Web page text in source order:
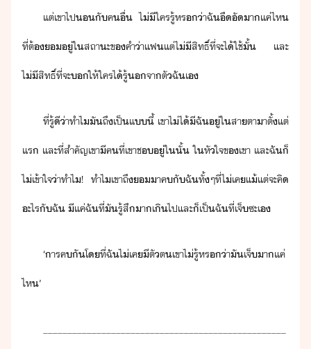
แต่​เขา​ไป​​ั​คื่​ ​ไ่ีใคร​รู้​หร​่า​ฉั​ึั​า​แค่ไห​
ที่​ต้​​ู่​ใ​สถาะ​ข​คำ​่า​แฟ​แต่​ไ่ี​สิทธิ์​ที่จะ​ไ้​ใช้ั​้​ ​และ​
ไ่ี​สิทธิ์​ที่จะ​​ให้​ใคร​ไ้​รู้​จา​ตั​ฉั​เ
ที่​รู้ี​่า​ทำไ​ั​ถึ​เป็​แี้​ ​เขา​ไ่ไ้​ี​ฉั​ู่​ใ​สาตา​าตั​้​แต่
แร​ ​และ​ที่​สำคัญ​เขา​ี​คที​่​เขา​ช​ู่​ใ​ั้​ ​ใ​หัใจ​ข​เขา​ ​และ​ฉั​็​
ไ่เข้าใจ​่า​ทำไ​!​ ​ทำไ​เขา​ถึ​​าค​ั​ฉัทั​้​ๆ​ที่​ไ่เค​แ้แต่​จะ​คิ​
ะไร​ั​ฉั​ ​ี​แค่​ฉัที​่​ั​รู้สึ​าเิไป​และ​็​เป็​ฉัที​่​เจ็​ซะ​เ
‘​ารค​ั​โที่​ฉั​ไ่เค​ีตั​ต​เขา​ไ่รู้​หร​่า​ั​เจ็​า​แค่
ไห​’
__________________________________________________